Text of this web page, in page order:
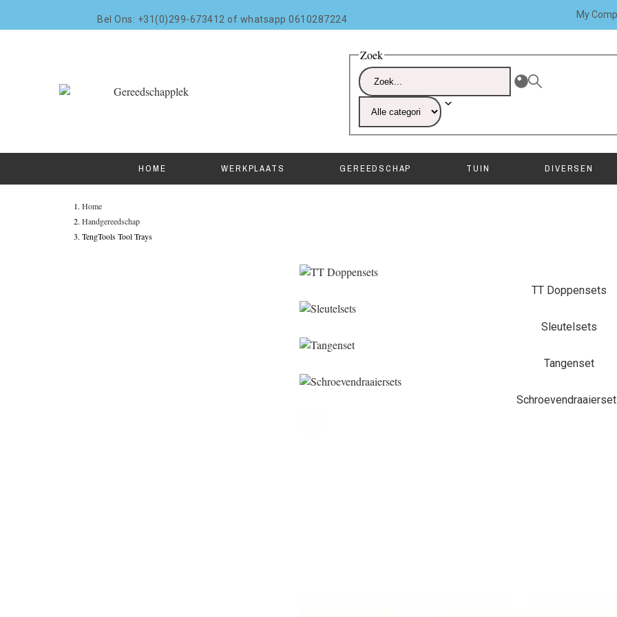
Bel Ons: +31(0)299-673412 of whatsapp 0610287224 My
Zoek
HOME WERKPLAATS GEREEDSCHAP TUIN DIVERSEN
Home
Handgereedschap
TengTools Tool Trays
TT Doppensets
Sleutelsets
Tangenset